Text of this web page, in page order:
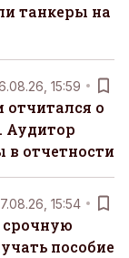
танкеры на
15:59
о
Аудитор
отчетности
15:54
пособие